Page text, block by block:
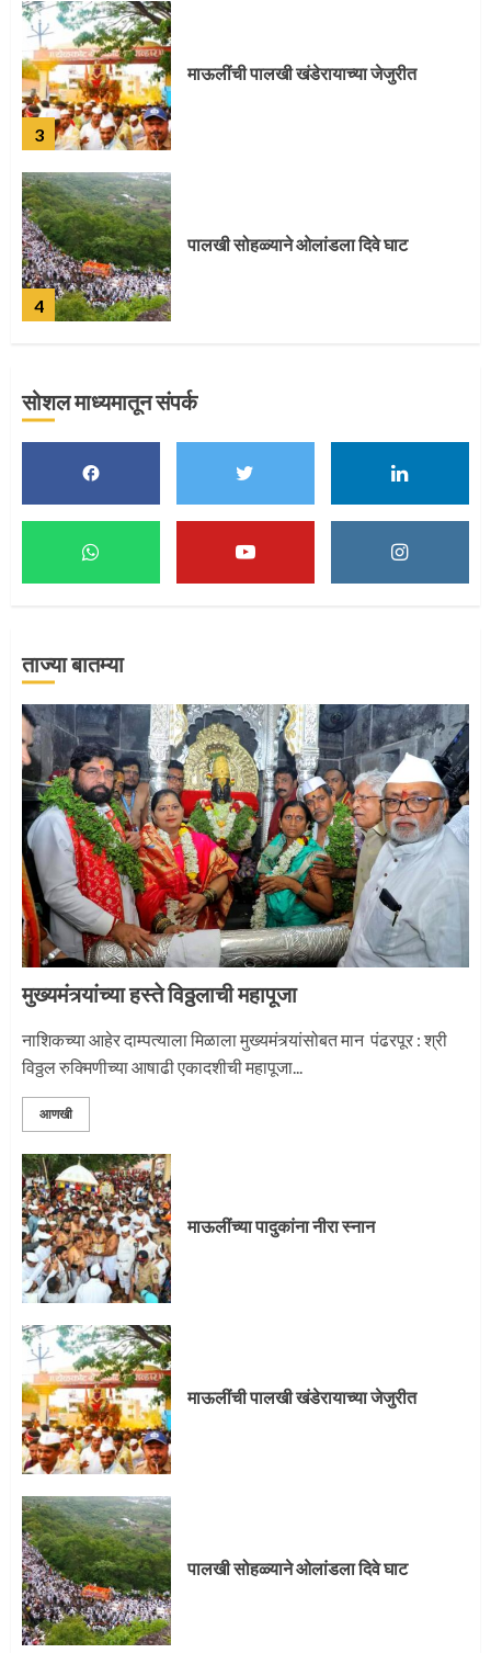
4
पालखी सोहळ्याने ओलांडला दिवे घाट
5
पुणेकरांकडून पालख्यांचे उत्साही स्वागत
मुख्यमंत्र्यांच्या हस्ते विठ्ठलाची महापूजा
माऊलींच्या पादुकांना नीरा स्नान
3
माऊलींची पालखी खंडेरायाच्या जेजुरीत
सोशल माध्यमातून संपर्क
ताज्या बातम्या
मुख्यमंत्र्यांच्या हस्ते विठ्ठलाची महापूजा
नाशिकच्या आहेर दाम्पत्याला मिळाला मुख्यमंत्र्यांसोबत मान पंढरपूर : श्री
विठ्ठल रुक्मिणीच्या आषाढी एकादशीची महापूजा...
आणखी
माऊलींच्या पादुकांना नीरा स्नान
माऊलींची पालखी खंडेरायाच्या जेजुरीत
पालखी सोहळ्याने ओलांडला दिवे घाट